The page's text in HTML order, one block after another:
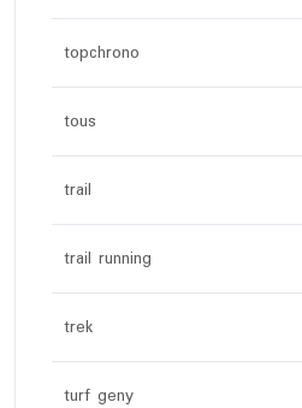
topchrono
tous
trail
trail running
trek
turf geny